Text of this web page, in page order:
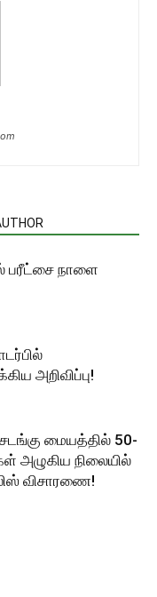
பரீட்சை நாளை
அறிவிப்பு!
மையத்தில் 50-
அழுகிய நிலையில்
விசாரணை!